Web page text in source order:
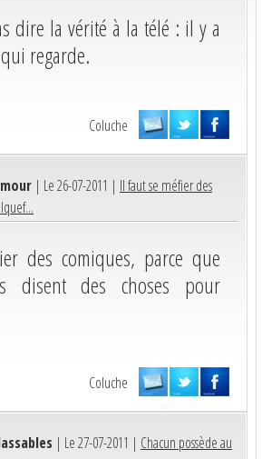
dire la vérité à la télé : il y a
regarde.
Coluche
| Le 26-07-2011 | Il faut se méfier des
des comiques, parce que
disent des choses pour
Coluche
| Le 27-07-2011 | Chacun possède au